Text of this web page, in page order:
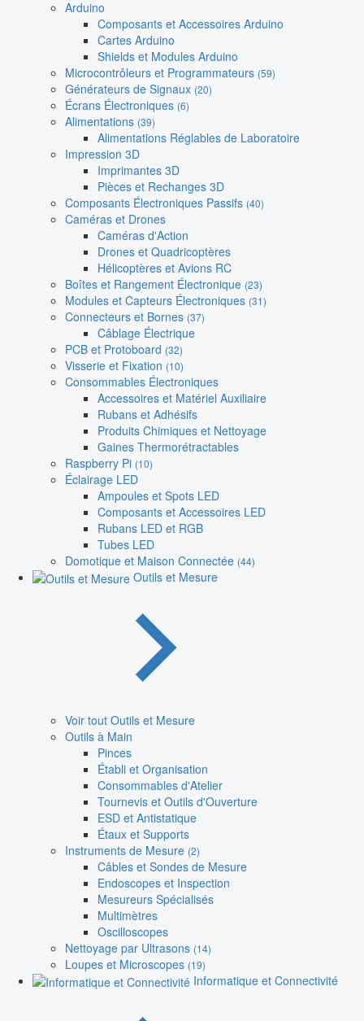
Arduino
Composants et Accessoires Arduino
Cartes Arduino
Shields et Modules Arduino
Microcontrôleurs et Programmateurs (59)
Générateurs de Signaux (20)
Écrans Électroniques (6)
Alimentations (39)
Alimentations Réglables de Laboratoire
Impression 3D
Imprimantes 3D
Pièces et Rechanges 3D
Composants Électroniques Passifs (40)
Caméras et Drones
Caméras d'Action
Drones et Quadricoptères
Hélicoptères et Avions RC
Boîtes et Rangement Électronique (23)
Modules et Capteurs Électroniques (31)
Connecteurs et Bornes (37)
Câblage Électrique
PCB et Protoboard (32)
Visserie et Fixation (10)
Consommables Électroniques
Accessoires et Matériel Auxiliaire
Rubans et Adhésifs
Produits Chimiques et Nettoyage
Gaines Thermorétractables
Raspberry Pi (10)
Éclairage LED
Ampoules et Spots LED
Composants et Accessoires LED
Rubans LED et RGB
Tubes LED
Domotique et Maison Connectée (44)
Outils et Mesure
Voir tout Outils et Mesure
Outils à Main
Pinces
Établi et Organisation
Consommables d'Atelier
Tournevis et Outils d'Ouverture
ESD et Antistatique
Étaux et Supports
Instruments de Mesure (2)
Câbles et Sondes de Mesure
Endoscopes et Inspection
Mesureurs Spécialisés
Multimètres
Oscilloscopes
Nettoyage par Ultrasons (14)
Loupes et Microscopes (19)
Informatique et Connectivité